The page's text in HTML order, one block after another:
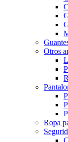
Otros
Ropa